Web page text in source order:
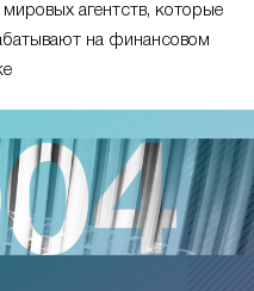
агентств, которые
на финансовом